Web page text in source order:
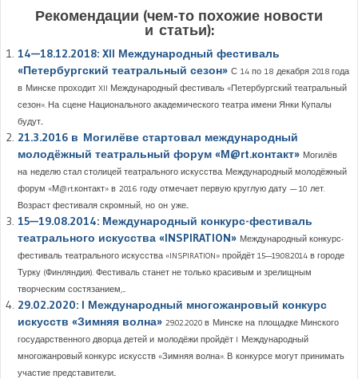
Рекомендации (чем-то похожие новости
и статьи):
14—18.12.2018: XII Международный фестиваль
«Петербургский театральный сезон» С 14 по 18 декабря 2018 года
в Минске проходит XII Международный фестиваль «Петербургский театральный
сезон». На сцене Национального академического театра имени Янки Купалы
будут...
21.3.2016 в Могилёве стартовал международный
молодёжный театральный форум «М@rt.контакт» Могилёв
на неделю стал столицей театрального искусства. Международный молодёжный
форум «М@rt.контакт» в 2016 году отмечает первую круглую дату — 10 лет.
Возраст фестиваля скромный, но он уже...
15—19.08.2014: Международный конкурс-фестиваль
театрального искусства «INSPIRATION» Международный конкурс-
фестиваль театрального искусства «INSPIRATION» пройдёт 15—19.08.2014 в городе
Турку (Финляндия). Фестиваль станет не только красивым и зрелищным
творческим состязанием,...
29.02.2020: I Международный многожанровый конкурс
искусств «Зимняя волна» 29.02.2020 в Минске на площадке Минского
государственного дворца детей и молодёжи пройдёт I Международный
многожанровый конкурс искусств «Зимняя волна». В конкурсе могут принимать
участие представители...